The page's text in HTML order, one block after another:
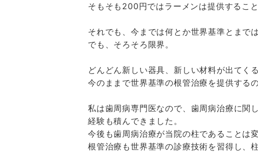
そもそも200円ではラーメンは提供するこ
それでも、今までは何とか世界基準とまで
でも、そろそろ限界。
どんどん新しい器具、新しい材料が出てくる
今のままで世界基準の根管治療を提供する
私は歯周病専門医なので、歯周病治療に関
経験も積んできました。
今後も歯周病治療が当院の柱であることは
根管治療も世界基準の診療技術を習得し、